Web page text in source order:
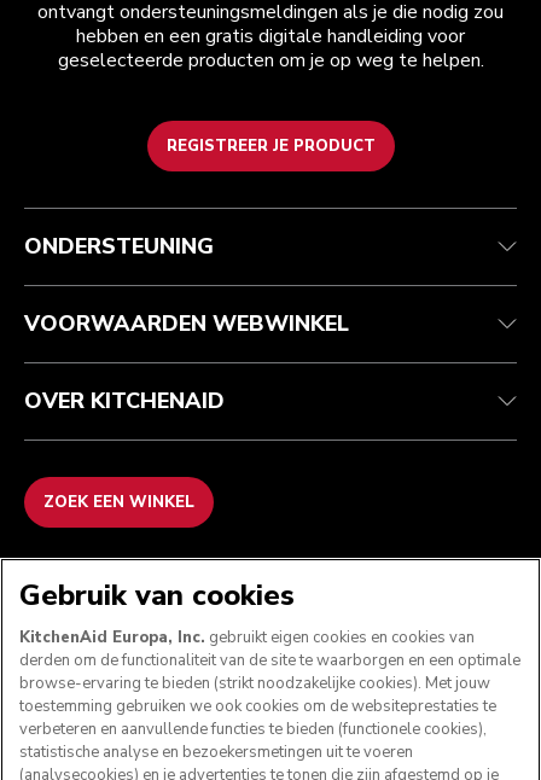
ontvangt ondersteuningsmeldingen als je die nodig zou
hebben en een gratis digitale handleiding voor
geselecteerde producten om je op weg te helpen.
REGISTREER JE PRODUCT
Health check
Je bestelling volgen
Garantie en documenten
Veelgestelde vragen
Algemene voorwaarden
Retournering en terugbetaling
Imprint
ODR
Het merk
Zoek een winkel
ONDERSTEUNING
VOORWAARDEN WEBWINKEL
OVER KITCHENAID
ZOEK EEN WINKEL
VOLG ONS
Gebruik van cookies
KitchenAid Europa, Inc. gebruikt eigen cookies en cookies van
derden om de functionaliteit van de site te waarborgen en een optimale
browse-ervaring te bieden (strikt noodzakelijke cookies). Met jouw
toestemming gebruiken we ook cookies om de websiteprestaties te
verbeteren en aanvullende functies te bieden (functionele cookies),
statistische analyse en bezoekersmetingen uit te voeren